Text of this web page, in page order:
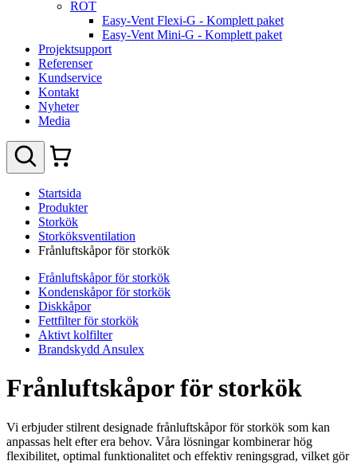
ROT
Easy-Vent Flexi-G - Komplett paket
Easy-Vent Mini-G - Komplett paket
Projektsupport
Referenser
Kundservice
Kontakt
Nyheter
Media
Startsida
Produkter
Storkök
Storköksventilation
Frånluftskåpor för storkök
Frånluftskåpor för storkök
Kondenskåpor för storkök
Diskkåpor
Fettfilter för storkök
Aktivt kolfilter
Brandskydd Ansulex
Frånluftskåpor för storkök
Vi erbjuder stilrent designade frånluftskåpor för storkök som kan
anpassas helt efter era behov. Våra lösningar kombinerar hög
flexibilitet, optimal funktionalitet och effektiv reningsgrad, vilket gör